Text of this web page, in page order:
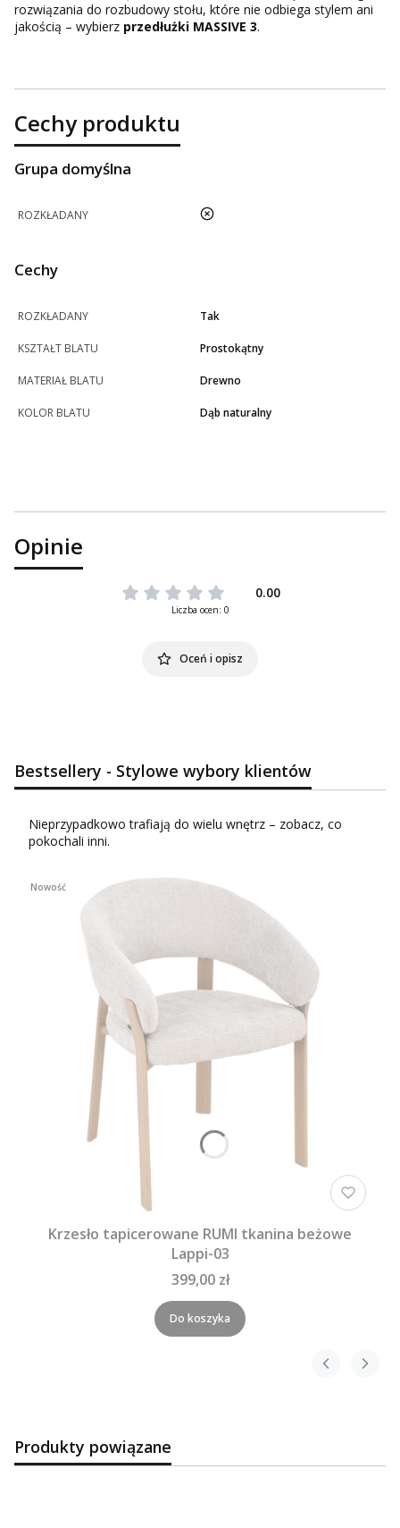
rozwiązania do rozbudowy stołu, które nie odbiega stylem ani
jakością – wybierz przedłużki MASSIVE 3.
Cechy produktu
Grupa domyślna
ROZKŁADANY nie
Cechy
ROZKŁADANY Tak
KSZTAŁT BLATU Prostokątny
MATERIAŁ BLATU Drewno
KOLOR BLATU Dąb naturalny
Opinie
0.00
Liczba ocen: 0
Oceń i opisz
Bestsellery - Stylowe wybory klientów
Nieprzypadkowo trafiają do wielu wnętrz – zobacz, co
pokochali inni.
Nowość
Krzesło tapicerowane RUMI tkanina beżowe
Lappi-03
399,00 zł
Do koszyka
Produkty powiązane